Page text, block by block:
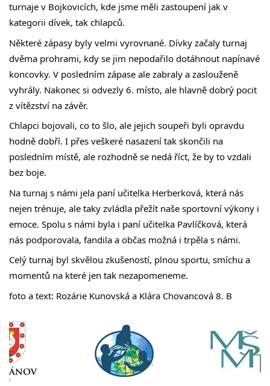
turnaje v Bojkovicích, kde jsme měli zastoupení jak v
kategorii dívek, tak chlapců.
Některé zápasy byly velmi vyrovnané. Dívky začaly turnaj
dvěma prohrami, kdy se jim nepodařilo dotáhnout napínavé
koncovky. V posledním zápase ale zabraly a zaslouženě
vyhrály. Nakonec si odvezly 6. místo, ale hlavně dobrý pocit
z vítězství na závěr.
Chlapci bojovali, co to šlo, ale jejich soupeři byli opravdu
hodně dobří. I přes veškeré nasazení tak skončili na
posledním místě, ale rozhodně se nedá říct, že by to vzdali
bez boje.
Na turnaj s námi jela paní učitelka Herberková, která nás
nejen trénuje, ale taky zvládla přežít naše sportovní výkony i
emoce. Spolu s námi byla i paní učitelka Pavlíčková, která
nás podporovala, fandila a občas možná i trpěla s námi.
Celý turnaj byl skvělou zkušeností, plnou sportu, smíchu a
momentů na které jen tak nezapomeneme.
foto a text: Rozárie Kunovská a Klára Chovancová 8. B